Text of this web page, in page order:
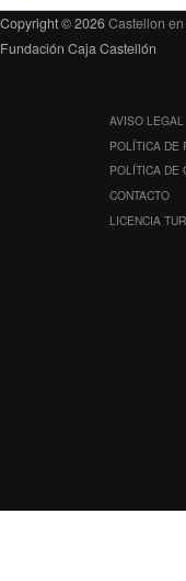
Copyright © 2026Castellon
Fundación Caja Castellón
AVISO LEGAL
POLÍTICA DE
POLÍTICA DE
CONTACTO
LICENCIA